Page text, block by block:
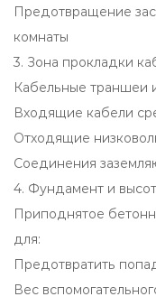
Предотвращение
комнаты
3. Зона прокладки
Кабельные траншеи
Входящие кабели
Отходящие
Соединения
4. Фундамент и
Приподнятое
для:
Предотвратить
Вес